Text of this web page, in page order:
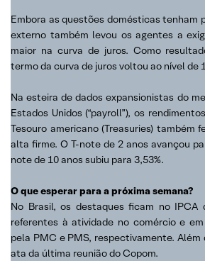
Embora as questões domésticas tenham
externo também levou os agentes a
maior na curva de juros. Como
termo da curva de juros voltou ao nível de
Na esteira de dados expansionistas do
Estados Unidos (“payroll”), os
Tesouro americano (Treasuries) também
alta firme. O T-note de 2 anos avançou
note de 10 anos subiu para 3,53%.
O que esperar para a próxima semana?
No Brasil, os destaques ficam no IPCA
referentes à atividade no comércio e em
pela PMC e PMS, respectivamente. Além
ata da última reunião do Copom.